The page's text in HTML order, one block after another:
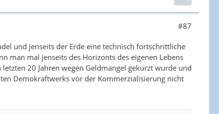
#87
und jenseits der Erde eine technisch fortschrittliche
man mal jenseits des Horizonts des eigenen Lebens
20 Jahren wegen Geldmangel gekürzt wurde und
Demokraftwerks vor der Kommerzialisierung nicht